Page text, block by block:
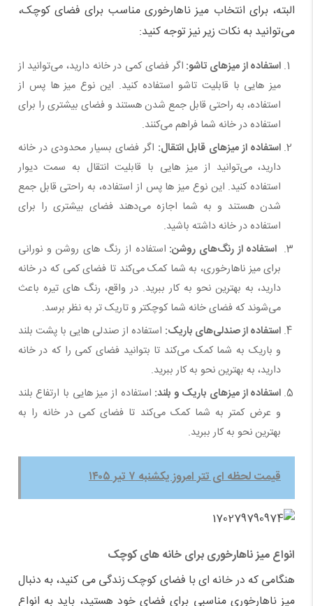
البته، برای انتخاب میز ناهارخوری مناسب برای فضای کوچک،
می‌توانید به نکات زیر نیز توجه کنید:
استفاده از میزهای تاشو: اگر فضای کمی در خانه دارید، می‌توانید از
میز هایی با قابلیت تاشو استفاده کنید. این نوع میز ها پس از
استفاده، به راحتی قابل جمع شدن هستند و فضای بیشتری را برای
استفاده در خانه شما فراهم می‌کنند.
استفاده از میزهای قابل انتقال: اگر فضای بسیار محدودی در خانه
دارید، می‌توانید از میز هایی با قابلیت انتقال به سمت دیوار
استفاده کنید. این نوع میز ها پس از استفاده، به راحتی قابل جمع
شدن هستند و به شما اجازه می‌دهند فضای بیشتری را برای
استفاده در خانه داشته باشید.
استفاده از رنگ‌های روشن: استفاده از رنگ ‌های روشن و نورانی
برای میز ناهارخوری، به شما کمک می‌کند تا فضای کمی که در خانه
دارید، به بهترین نحو به کار ببرید. در واقع، رنگ ‌های تیره باعث
می‌شوند که فضای خانه شما کوچکتر و تاریک ‌تر به نظر برسد.
استفاده از صندلی‌های باریک: استفاده از صندلی ‌هایی با پشت بلند
و باریک به شما کمک می‌کند تا بتوانید فضای کمی را که در خانه
دارید، به بهترین نحو به کار ببرید.
استفاده از میزهای باریک و بلند: استفاده از میز هایی با ارتفاع بلند
و عرض کمتر به شما کمک می‌کند تا فضای کمی در خانه را به
بهترین نحو به کار ببرید.
قیمت لحظه ای تتر امروز یکشنبه ۷ تیر ۱۴۰۵
انواع میز ناهارخوری برای خانه های کوچک
هنگامی که در خانه ای با فضای کوچک زندگی می کنید، به دنبال
میز ناهارخوری مناسبی برای فضای خود هستید، باید به انواع